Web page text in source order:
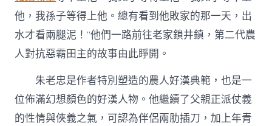
他，我孫子等得上他。總有看到他敗家的那一天，出
水才看兩腿泥！”他們一路前往老家鎖井鎮，第二代農
人對抗惡霸田主的故事由此睜開。
朱老忠是作者特別塑造的農人好漢典範，也是一
位佈滿幻想顏色的好漢人物。他繼續了父親正派仗義
的性情與俠義之氣，可認為伴侶兩肋插刀，加上年青